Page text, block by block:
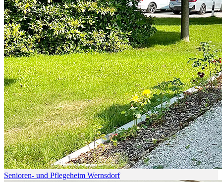
Senioren- und Pflegeheim Wernsdorf